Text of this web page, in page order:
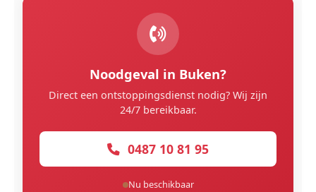
Noodgeval in Buken?
Direct een ontstoppingsdienst nodig? Wij zijn
24/7 bereikbaar.
0487 10 81 95
Nu beschikbaar